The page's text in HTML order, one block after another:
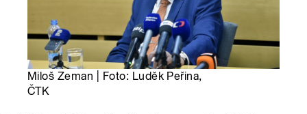
Miloš Zeman | Foto: Luděk Peřina,
ČTK